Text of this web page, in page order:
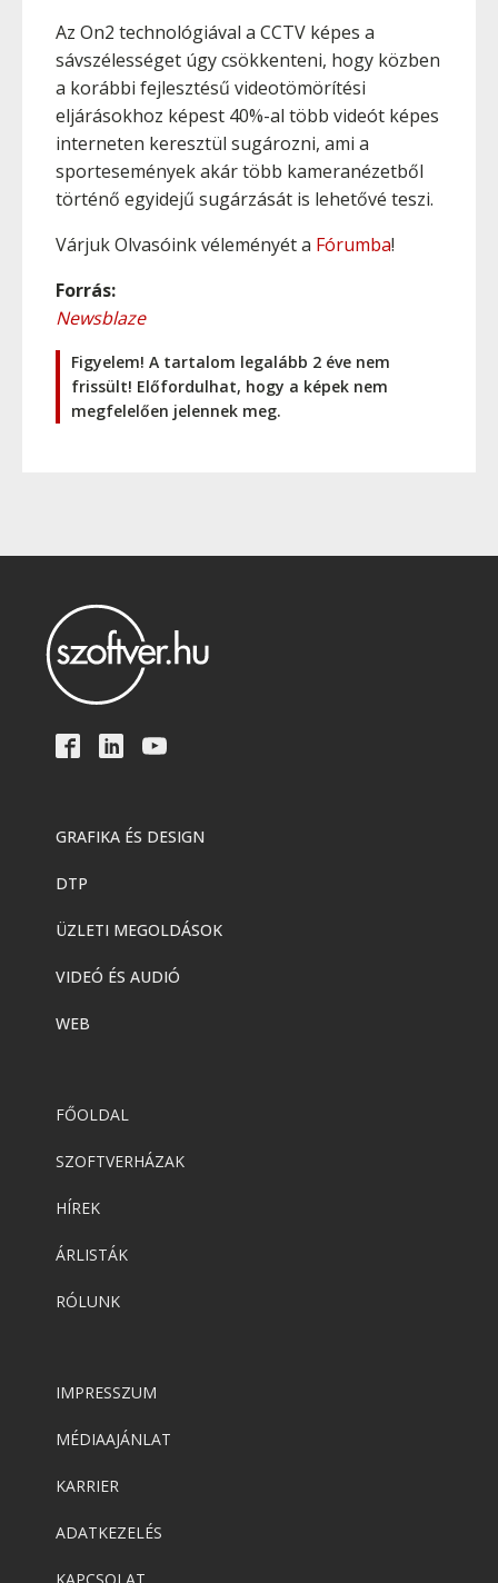
Az On2 technológiával a CCTV képes a
sávszélességet úgy csökkenteni, hogy közben
a korábbi fejlesztésű videotömörítési
eljárásokhoz képest 40%-al több videót képes
interneten keresztül sugározni, ami a
sportesemények akár több kameranézetből
történő egyidejű sugárzását is lehetővé teszi.
Várjuk Olvasóink véleményét a Fórumba!
Forrás:
Newsblaze
Figyelem! A tartalom legalább 2 éve nem
frissült! Előfordulhat, hogy a képek nem
megfelelően jelennek meg.
GRAFIKA ÉS DESIGN
DTP
ÜZLETI MEGOLDÁSOK
VIDEÓ ÉS AUDIÓ
WEB
FŐOLDAL
SZOFTVERHÁZAK
HÍREK
ÁRLISTÁK
RÓLUNK
IMPRESSZUM
MÉDIAAJÁNLAT
KARRIER
ADATKEZELÉS